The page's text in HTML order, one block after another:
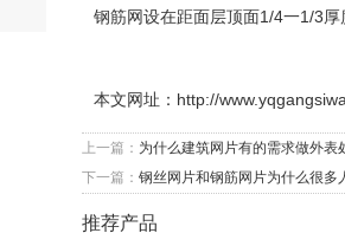
钢筋网设在距面层顶面1/4一1/3厚
本文网址： http://
上一篇： 为什么建筑网片有的需求做外表
下一篇： 钢丝网片和钢筋网片为什么很多
推荐产品